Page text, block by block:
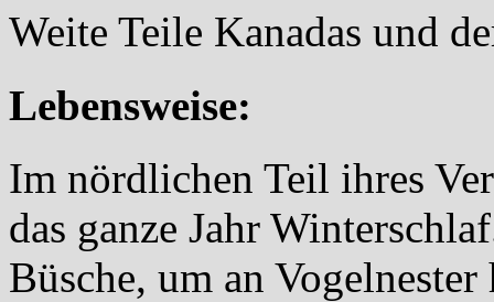
Weite Teile Kanadas und
Lebensweise:
Im nördlichen Teil ihres
das ganze Jahr
Büsche, um an